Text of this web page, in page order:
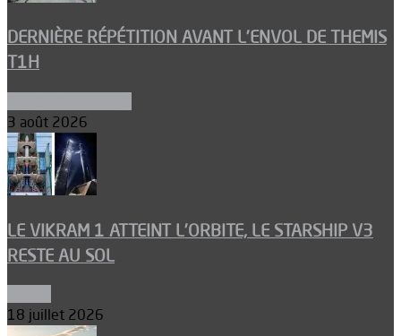
DERNIÈRE RÉPÉTITION AVANT L’ENVOL DE THEMIS
T1H
3 août 2026
LE VIKRAM 1 ATTEINT L’ORBITE, LE STARSHIP V3
RESTE AU SOL
18 juillet 2026